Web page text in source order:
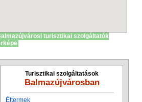
turisztikai szolgáltatók
Turisztikai szolgáltatások
Balmazújvárosban
Éttermek